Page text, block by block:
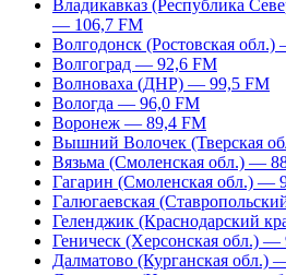
Владикавказ (Республика
— 106,7 FM
Волгодонск (Ростовская
Волгоград — 92,6 FM
Волноваха (ДНР) — 99,5 FM
Вологда — 96,0 FM
Воронеж — 89,4 FM
Вышний Волочек (Тверская
Вязьма (Смоленская обл.) —
Гагарин (Смоленская обл.) —
Галюгаевская
Геленджик (Краснодарский
Геническ (Херсонская обл.) —
Далматово (Курганская обл.)